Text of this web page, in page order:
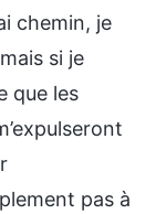
chemin, je
si je
que les
pas à